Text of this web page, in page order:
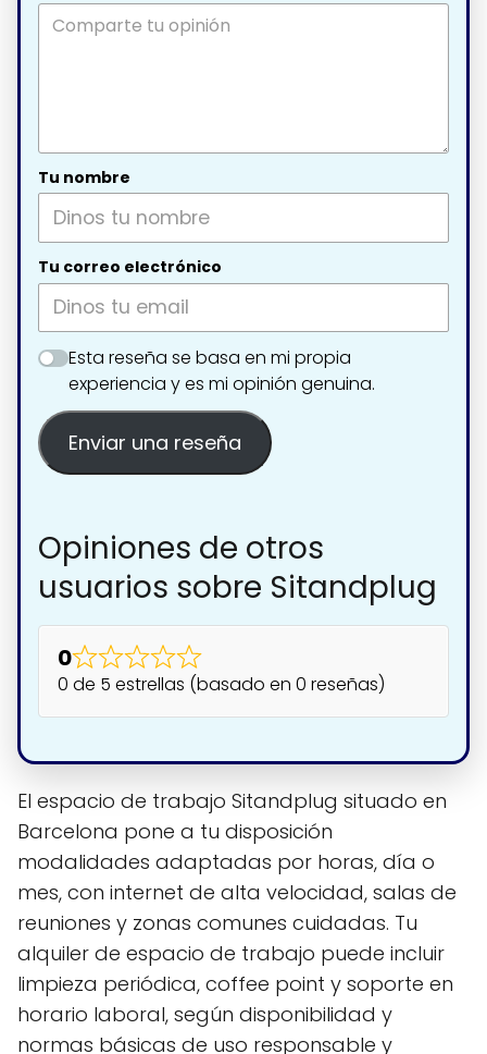
Tu nombre
Tu correo electrónico
Esta reseña se basa en mi propia
experiencia y es mi opinión genuina.
Enviar una reseña
Opiniones de otros
usuarios sobre Sitandplug
0
0 de 5 estrellas (basado en 0 reseñas)
El espacio de trabajo Sitandplug situado en
Barcelona pone a tu disposición
modalidades adaptadas por horas, día o
mes, con internet de alta velocidad, salas de
reuniones y zonas comunes cuidadas. Tu
alquiler de espacio de trabajo puede incluir
limpieza periódica, coffee point y soporte en
horario laboral, según disponibilidad y
normas básicas de uso responsable y